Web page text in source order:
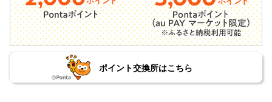
ポイント交換所はこちら